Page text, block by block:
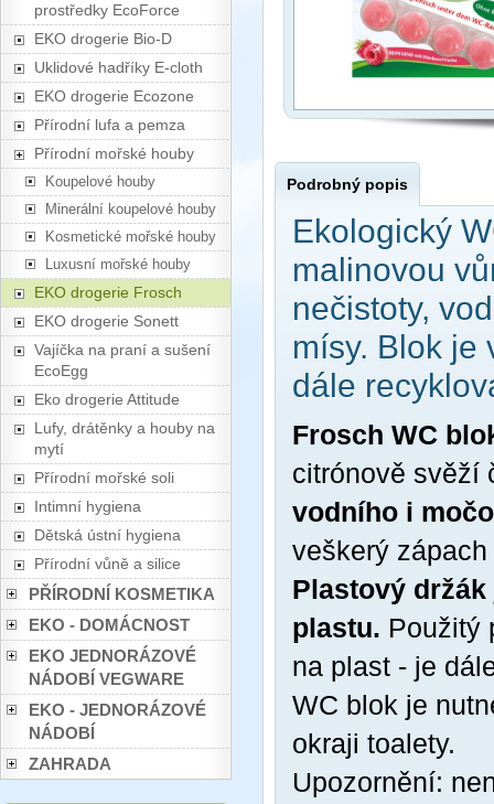
prostředky EcoForce
EKO drogerie Bio-D
Uklidové hadříky E-cloth
EKO drogerie Ecozone
Přírodní lufa a pemza
Přírodní mořské houby
Koupelové houby
Minerální koupelové houby
Kosmetické mořské houby
Luxusní mořské houby
EKO drogerie Frosch
EKO drogerie Sonett
Vajíčka na praní a sušení
EcoEgg
Eko drogerie Attitude
Lufy, drátěnky a houby na
mytí
Přírodní mořské soli
Intimní hygiena
Dětská ústní hygiena
Přírodní vůně a silice
PŘÍRODNÍ KOSMETIKA
EKO - DOMÁCNOST
EKO JEDNORÁZOVÉ
NÁDOBÍ VEGWARE
EKO - JEDNORÁZOVÉ
NÁDOBÍ
ZAHRADA
Podrobný popis
Ekologický
malinovou
nečistoty,
mísy. Blok je
dále
Frosch WC
citrónově
vodního i
veškerý
Plastový
plastu. Použitý
na plast - je
WC blok je
okraji toalety.
Upozornění: